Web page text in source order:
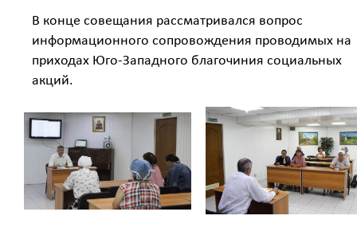
В конце совещания рассматривался вопрос
информационного сопровождения проводимых на
приходах Юго-Западного благочиния социальных
акций.